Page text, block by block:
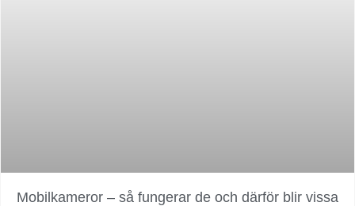
Mobilkameror – så fungerar de och därför blir vissa